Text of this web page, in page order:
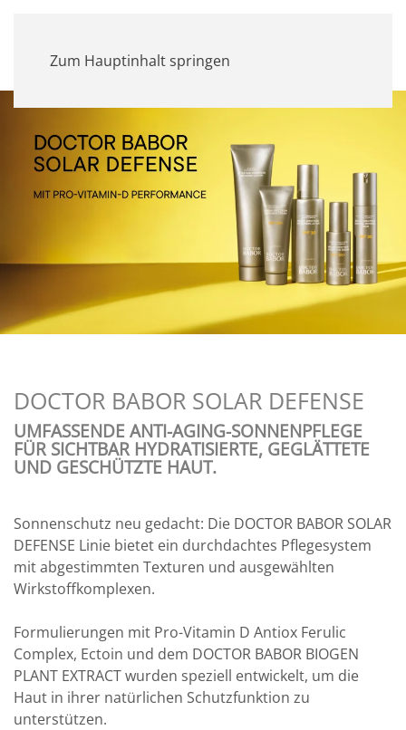
Zum Hauptinhalt springen
DOCTOR BABOR SOLAR DEFENSE
UMFASSENDE ANTI-AGING-SONNENPFLEGE
FÜR SICHTBAR HYDRATISIERTE, GEGLÄTTETE
UND GESCHÜTZTE HAUT.
Sonnenschutz neu gedacht: Die DOCTOR BABOR SOLAR
DEFENSE Linie bietet ein durchdachtes Pflegesystem
mit abgestimmten Texturen und ausgewählten
Wirkstoffkomplexen.
Formulierungen mit Pro-Vitamin D Antiox Ferulic
Complex, Ectoin und dem DOCTOR BABOR BIOGEN
PLANT EXTRACT wurden speziell entwickelt, um die
Haut in ihrer natürlichen Schutzfunktion zu
unterstützen.